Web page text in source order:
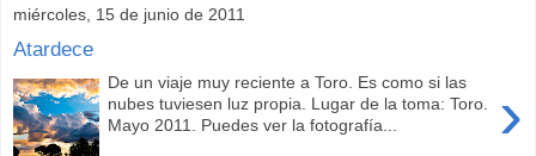
miércoles, 15 de junio de 2011
Atardece
›
De un viaje muy reciente a Toro. Es como si las
nubes tuviesen luz propia. Lugar de la toma: Toro.
Mayo 2011. Puedes ver la fotografía...